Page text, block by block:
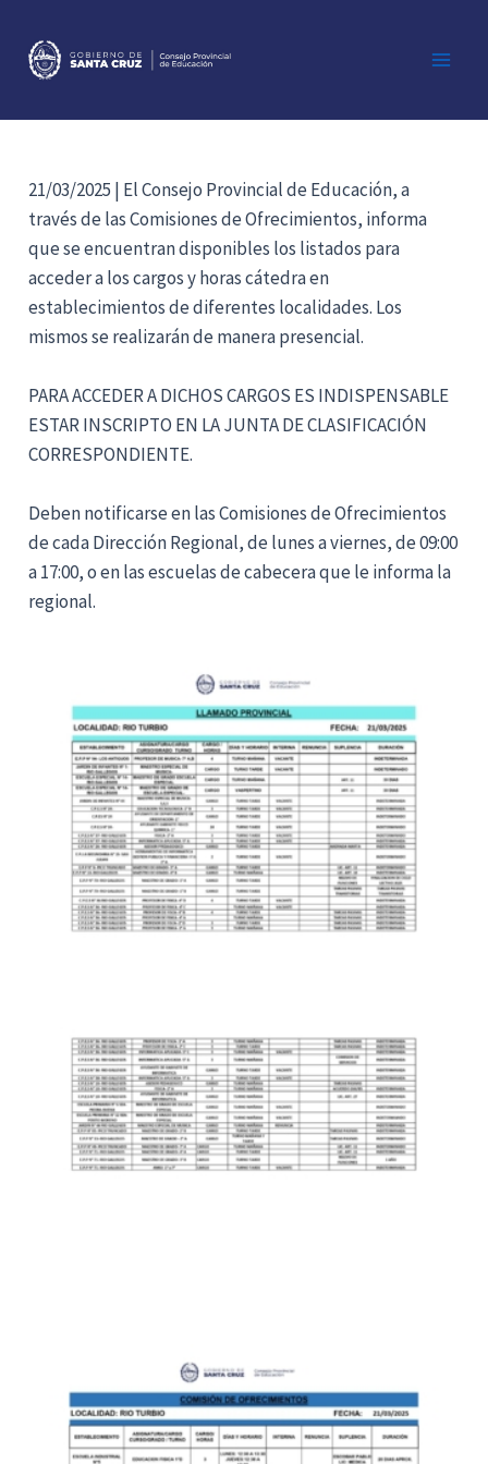
contenido
21/03/2025 | El Consejo Provincial de Educación, a
través de las Comisiones de Ofrecimientos, informa
que se encuentran disponibles los listados para
acceder a los cargos y horas cátedra en
establecimientos de diferentes localidades. Los
mismos se realizarán de manera presencial.
PARA ACCEDER A DICHOS CARGOS ES INDISPENSABLE
ESTAR INSCRIPTO EN LA JUNTA DE CLASIFICACIÓN
CORRESPONDIENTE.
Deben notificarse en las Comisiones de Ofrecimientos
de cada Dirección Regional, de lunes a viernes, de 09:00
a 17:00, o en las escuelas de cabecera que le informa la
regional.